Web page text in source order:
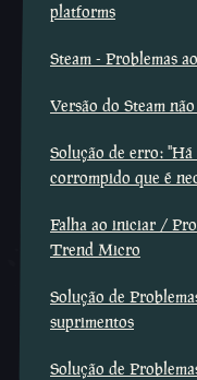
platforms
Steam - Problemas
Versão do Steam
Solução de erro:
corrompido que é
Falha ao iniciar /
Trend Micro
Solução de
suprimentos
Solução de